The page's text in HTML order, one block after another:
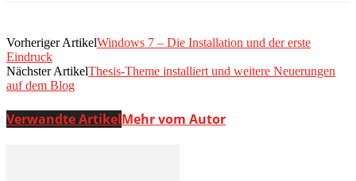
Vorheriger ArtikelWindows 7 – Die Installation und der erste
Eindruck
Nächster ArtikelThesis-Theme installiert und weitere Neuerungen
auf dem Blog
Verwandte ArtikelMehr vom Autor